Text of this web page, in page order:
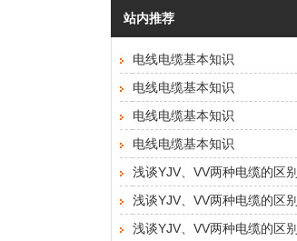
站内推荐
电线电缆基本知识
电线电缆基本知识
电线电缆基本知识
电线电缆基本知识
浅谈YJV、VV两种电缆的区别
浅谈YJV、VV两种电缆的区别
浅谈YJV、VV两种电缆的区别